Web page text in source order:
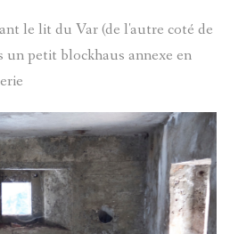
PRETTE
RENÉE
BARRE
DE
le lit du Var (de l'autre coté de
petit blockhaus annexe en